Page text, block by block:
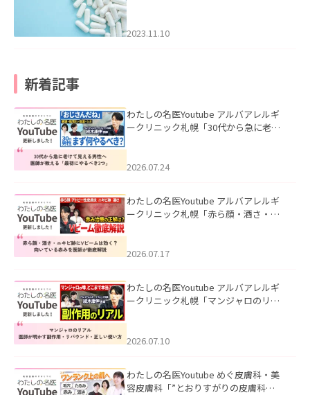
2023.11.10
新着記事
わたしの名医Youtube アルバアレルギ
ークリニック札幌「30代から急に老け
た。
2026.07.24
わたしの名医Youtube アルバアレルギ
ークリニック札幌「赤ら顔・酒さ・ニ
した。
2026.07.17
わたしの名医Youtube アルバアレルギ
ークリニック札幌「マンジャロのリア
た。
2026.07.10
わたしの名医Youtube めぐ皮膚科・美
容皮膚科「”とおりすがりの皮膚科